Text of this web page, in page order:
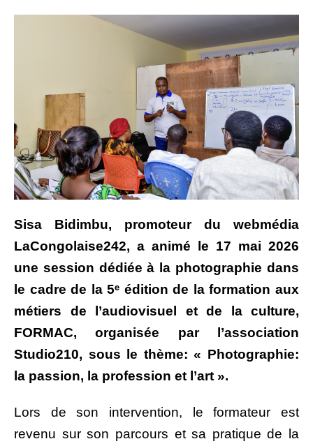
Sisa Bidimbu, promoteur du webmédia
LaCongolaise242, a animé le 17 mai 2026
une session dédiée à la photographie dans
le cadre de la 5ᵉ édition de la formation aux
métiers de l’audiovisuel et de la culture,
FORMAC, organisée par l’association
Studio210, sous le thème: « Photographie:
la passion, la profession et l’art ».
Lors de son intervention, le formateur est
revenu sur son parcours et sa pratique de la